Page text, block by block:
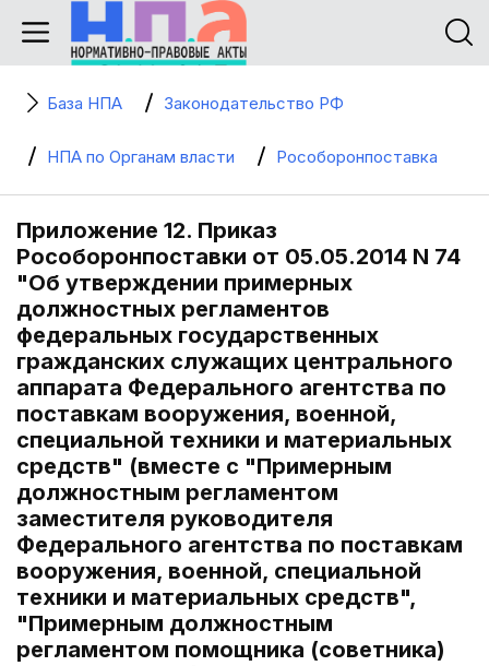
База НПА Законодательство РФ
НПА по Органам власти Рособоронпоставка
Приложение 12. Приказ
Рособоронпоставки от 05.05.2014 N 74
"Об утверждении примерных
должностных регламентов
федеральных государственных
гражданских служащих центрального
аппарата Федерального агентства по
поставкам вооружения, военной,
специальной техники и материальных
средств" (вместе с "Примерным
должностным регламентом
заместителя руководителя
Федерального агентства по поставкам
вооружения, военной, специальной
техники и материальных средств",
"Примерным должностным
регламентом помощника (советника)